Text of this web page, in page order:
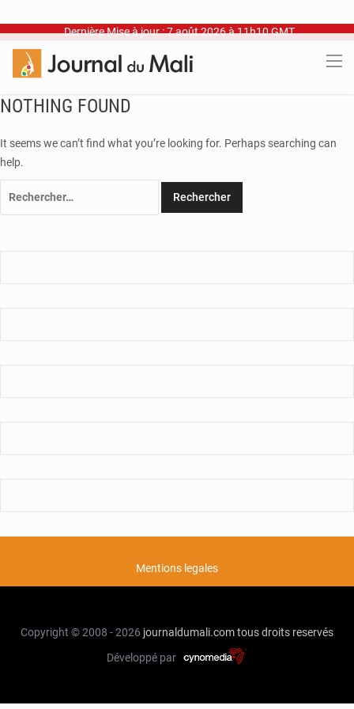
Dernière Mise à jour : 7 août 2026 à 11h10 GMT
NOTHING FOUND
It seems we can’t find what you’re looking for. Perhaps searching can
help.
Mentions legales
Copyright © 2008 - 2026 journaldumali.comtous droits reservés
Développé par